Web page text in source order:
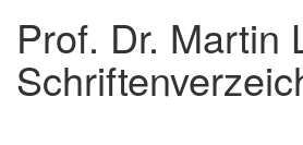
Prof. Dr. Martin